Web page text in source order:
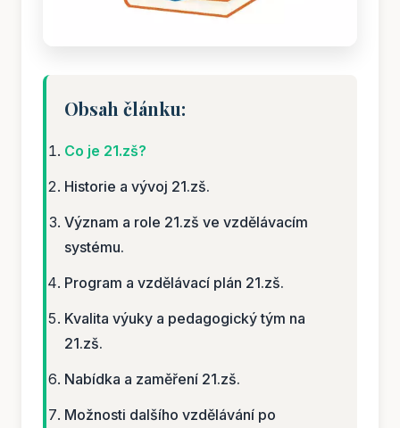
Obsah článku:
Co je 21.zš?
Historie a vývoj 21.zš.
Význam a role 21.zš ve vzdělávacím
systému.
Program a vzdělávací plán 21.zš.
Kvalita výuky a pedagogický tým na
21.zš.
Nabídka a zaměření 21.zš.
Možnosti dalšího vzdělávání po